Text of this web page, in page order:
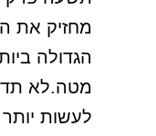
מחזיק את
הגדולה
מטה.לא
לעשות